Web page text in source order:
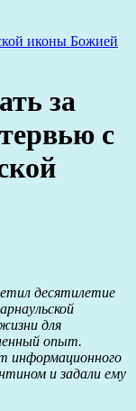
иконы Божией
за
с
десятилетие
для
опыт.
информационного
и задали ему